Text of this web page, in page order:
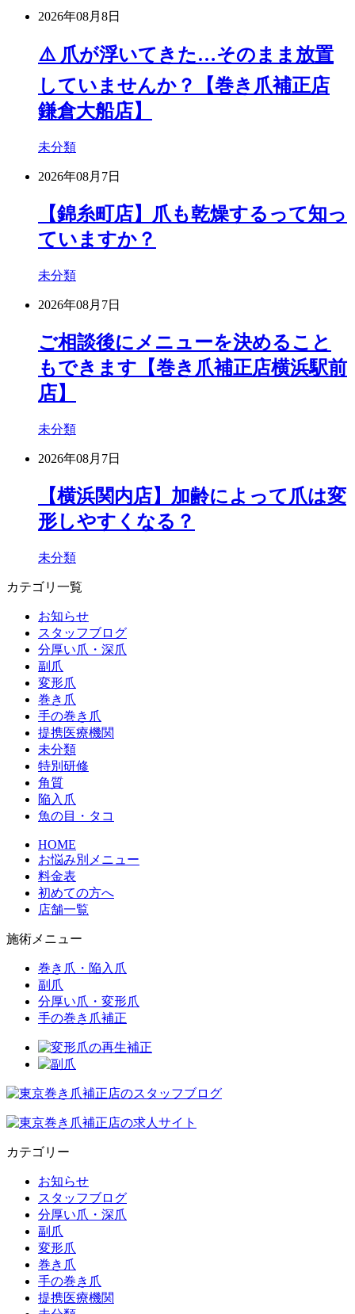
2026年08月8日
⚠️ 爪が浮いてきた…そのまま放置
していませんか？【巻き爪補正店
鎌倉大船店】
未分類
2026年08月7日
【錦糸町店】爪も乾燥するって知っ
ていますか？
未分類
2026年08月7日
ご相談後にメニューを決めること
もできます【巻き爪補正店横浜駅前
店】
未分類
2026年08月7日
【横浜関内店】加齢によって爪は変
形しやすくなる？
未分類
カテゴリ一覧
お知らせ
スタッフブログ
分厚い爪・深爪
副爪
変形爪
巻き爪
手の巻き爪
提携医療機関
未分類
特別研修
角質
陥入爪
魚の目・タコ
HOME
お悩み別メニュー
料金表
初めての方へ
店舗一覧
施術メニュー
巻き爪・陥入爪
副爪
分厚い爪・変形爪
手の巻き爪補正
カテゴリー
お知らせ
スタッフブログ
分厚い爪・深爪
副爪
変形爪
巻き爪
手の巻き爪
提携医療機関